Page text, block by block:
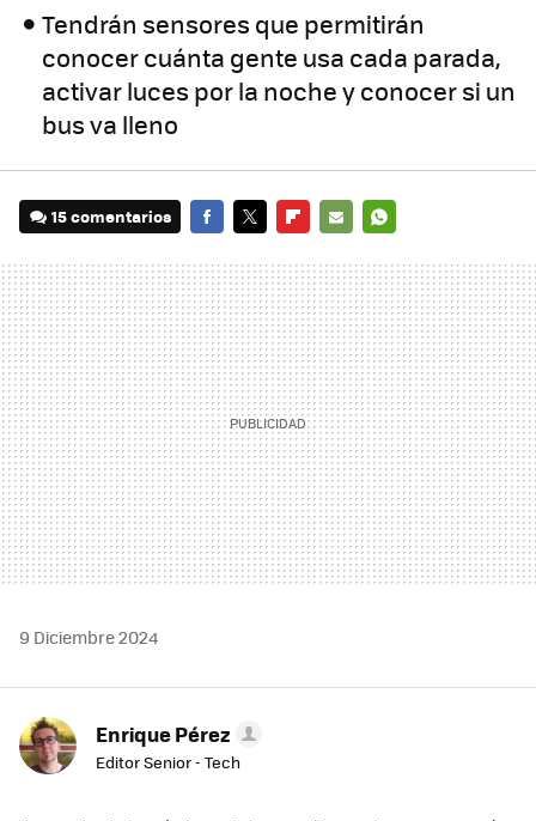
Tendrán sensores que permitirán
conocer cuánta gente usa cada parada,
activar luces por la noche y conocer si un
bus va lleno
15 comentarios
MAIL
9 Diciembre 2024
Enrique Pérez
Editor Senior - Tech